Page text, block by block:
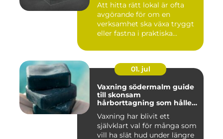
Att hitta rätt lokal är ofta
avgörande för om en
verksamhet ska växa tryggt
eller fastna i praktiska...
01. jul
Vaxning södermalm guide
till skonsam
hårborttagning som håller
Vaxning har blivit ett
självklart val för många som
vill ha slät hud under längre